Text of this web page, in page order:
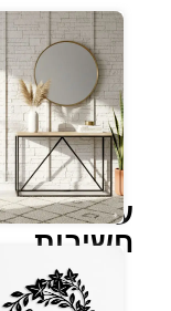
עיצוב
חשיבות